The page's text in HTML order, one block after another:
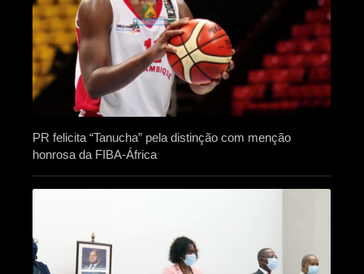
PR felicita “Tanucha” pela distinção com menção
honrosa da FIBA-África